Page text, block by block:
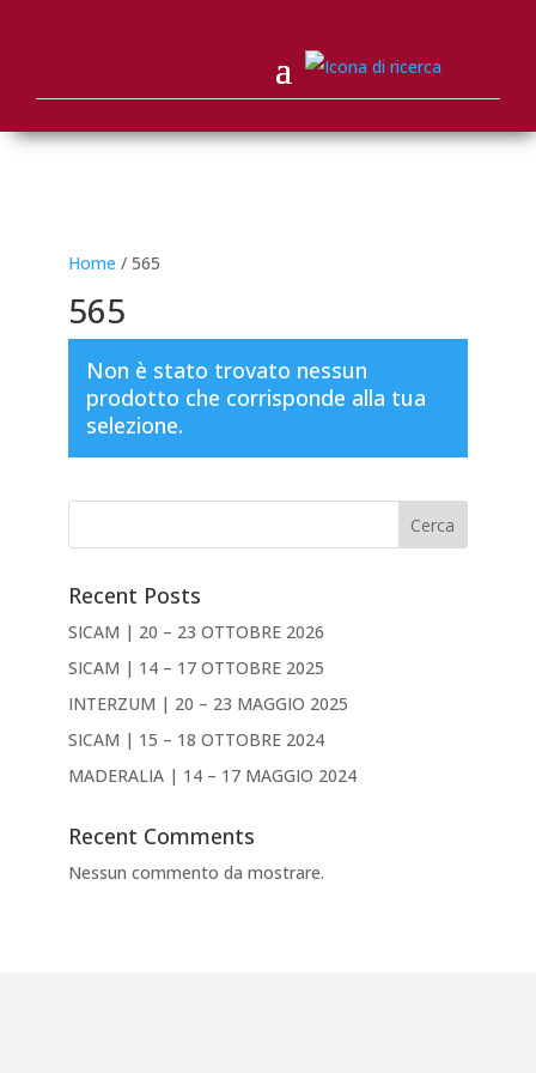
Home / 565
565
Non è stato trovato nessun
prodotto che corrisponde alla tua
selezione.
Cerca
Recent Posts
SICAM | 20 – 23 OTTOBRE 2026
SICAM | 14 – 17 OTTOBRE 2025
INTERZUM | 20 – 23 MAGGIO 2025
SICAM | 15 – 18 OTTOBRE 2024
MADERALIA | 14 – 17 MAGGIO 2024
Recent Comments
Nessun commento da mostrare.